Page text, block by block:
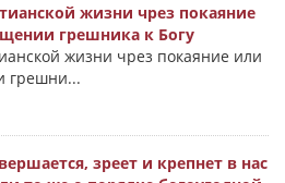
жизни чрез покаяние
грешника к Богу
жизни чрез покаяние или
грешни...
зреет и крепнет в нас